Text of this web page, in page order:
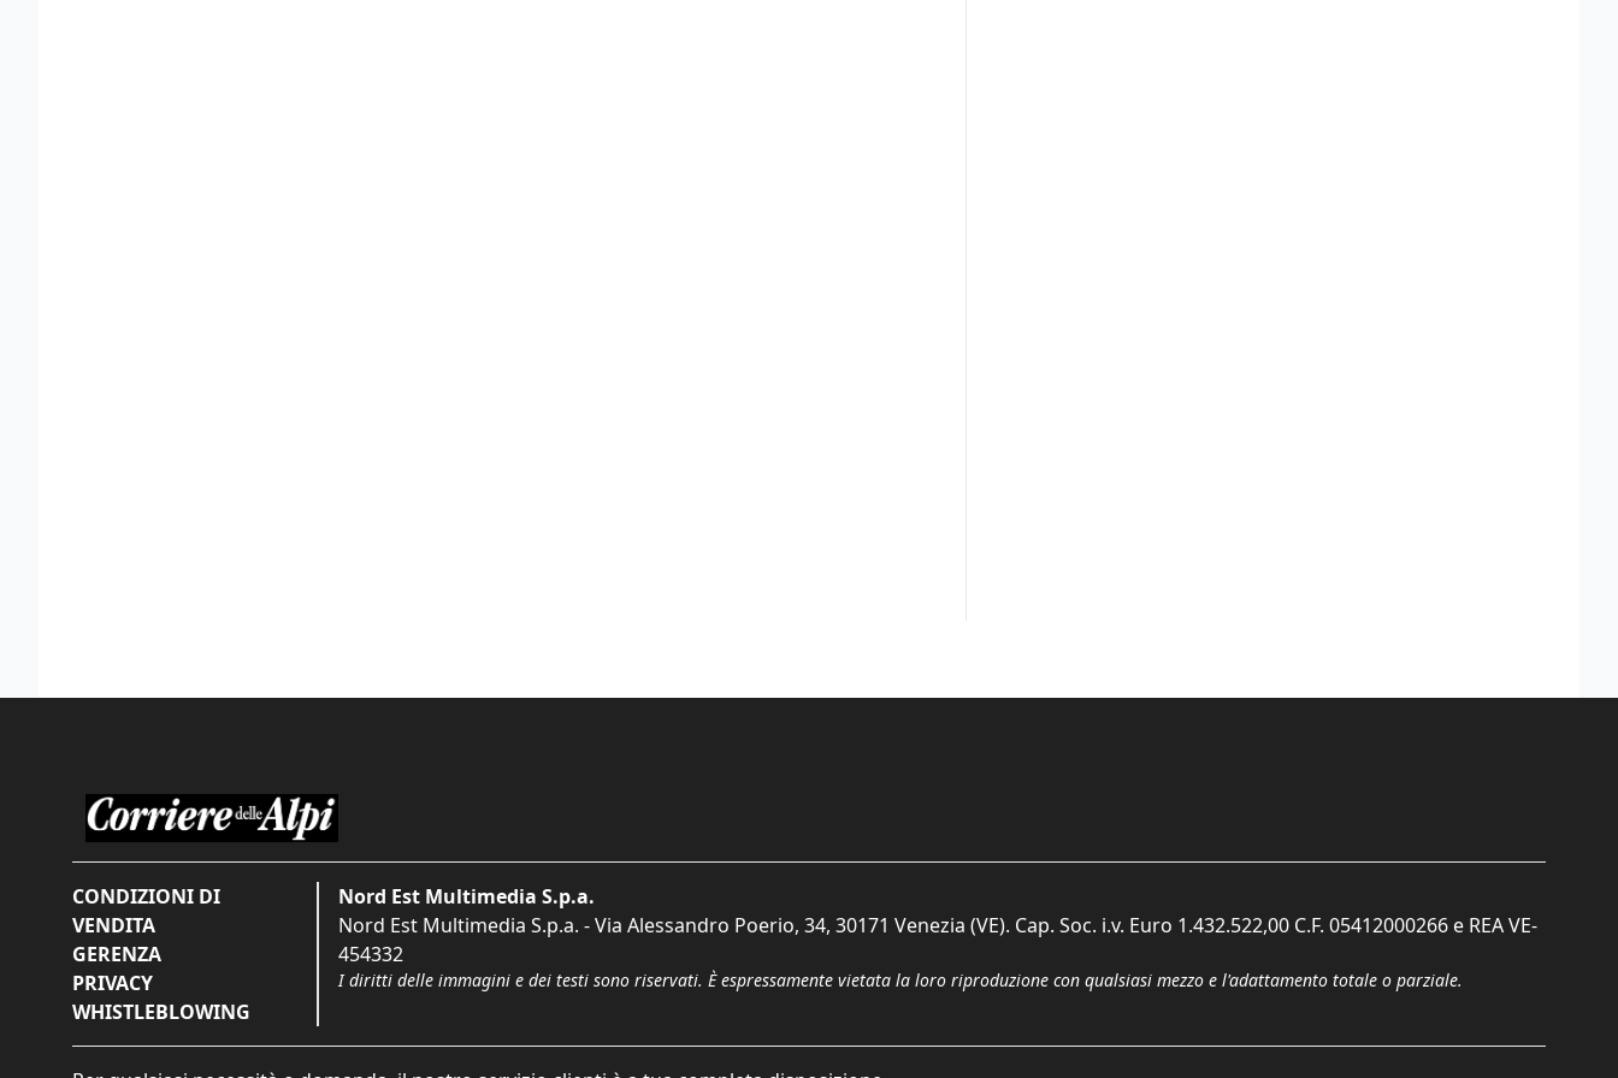
CONDIZIONI DI
VENDITA
GERENZA
PRIVACY
WHISTLEBLOWING
Nord Est Multimedia S.p.a.
Nord Est Multimedia S.p.a. - Via Alessandro Poerio, 34, 30171 Venezia (VE). Cap. Soc. i.v. Euro 1.432.522,00 C.F. 05412000266 e REA VE-
454332
I diritti delle immagini e dei testi sono riservati. È espressamente vietata la loro riproduzione con qualsiasi mezzo e l'adattamento totale o parziale.